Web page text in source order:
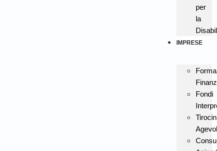
per
la
IMPRESE
Fondi